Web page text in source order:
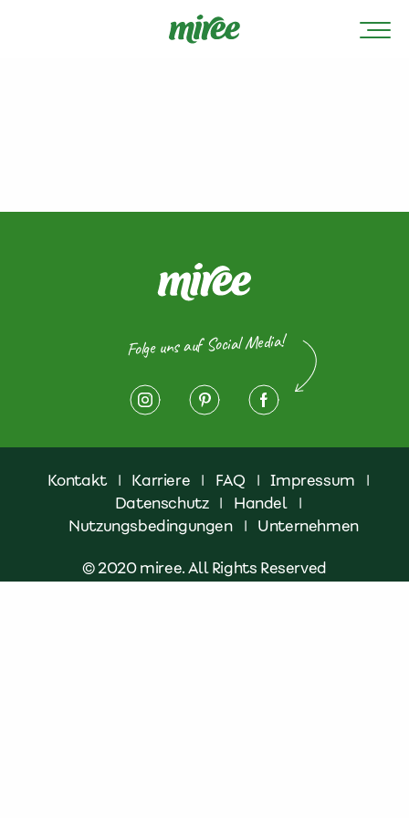
Folge uns auf Social Media!
Kontakt | Karriere | FAQ | Impressum
|
Datenschutz | Handel
|
Nutzungsbedingungen
| Unternehmen
© 2020 miree. All Rights Reserved